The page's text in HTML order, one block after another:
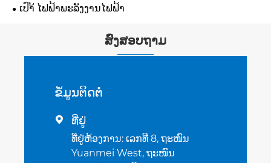
ເປົາ້ ໄຟຟ້າພະລັງງານໄຟຟ້າ
ສົ່ງສອບຖາມ
ຂໍ້​ມູນ​ຕິດ​ຕໍ່
 ທີ່ຢູ່
ທີ່ຢູ່ຫ້ອງການ: ເລກທີ 8, ຖະໜົນ
Yuanmei West, ຖະໜົນ